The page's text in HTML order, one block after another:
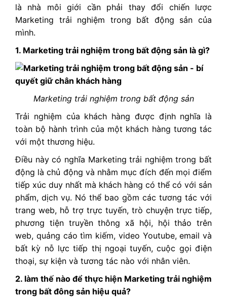
là nhà môi giới cần phải thay đổi chiến lược
Marketing trải nghiệm trong bất động sản của
mình.
1. Marketing trải nghiệm trong bất động sản là gì?
Marketing trải nghiệm trong bất động sản
Trải nghiệm của khách hàng được định nghĩa là
toàn bộ hành trình của một khách hàng tương tác
với một thương hiệu.
Điều này có nghĩa Marketing trải nghiệm trong bất
động là chủ động và nhằm mục đích đến mọi điểm
tiếp xúc duy nhất mà khách hàng có thể có với sản
phẩm, dịch vụ. Nó thể bao gồm các tương tác với
trang web, hỗ trợ trực tuyến, trò chuyện trực tiếp,
phương tiện truyền thông xã hội, hội thảo trên
web, quảng cáo tìm kiếm, video Youtube, email và
bất kỳ nỗ lực tiếp thị ngoại tuyến, cuộc gọi điện
thoại, sự kiện và tương tác nào với nhân viên.
2. làm thế nào để thực hiện Marketing trải nghiệm
trong bất đông sản hiệu quả?